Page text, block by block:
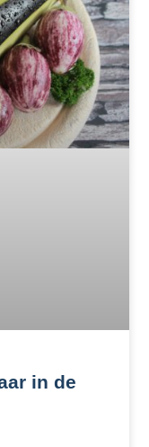
in de